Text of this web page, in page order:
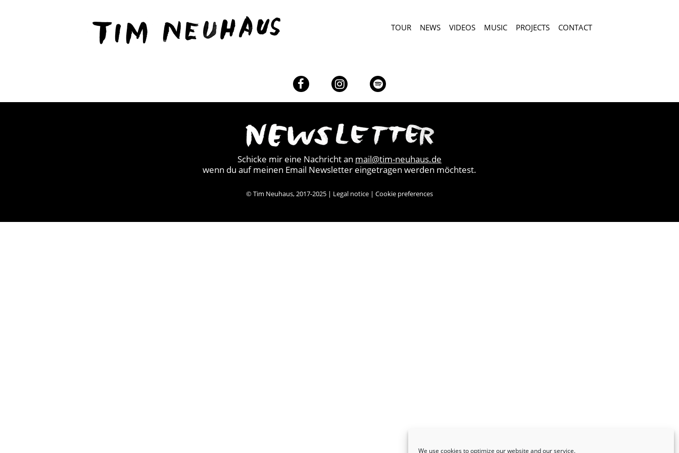
We use cookies to optimize our website and our service.
TIM
NEUHAUS
TOUR NEWS VIDEOS MUSIC PROJECTS CONTACT
FacebookInstagramSpotify
Schicke mir eine Nachricht an mail@tim-neuhaus.de
wenn du auf meinen Email Newsletter eingetragen werden möchtest.
© Tim Neuhaus, 2017-2025 | Legal notice | Cookie preferences